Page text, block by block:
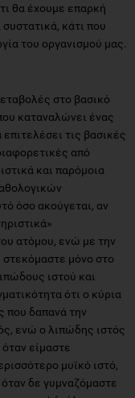
θα έχουμε επαρκή
κάτι που
του οργανισμού μας.
στο βασικό
καταναλώνει ένας
τις βασικές
από
και παρόμοια
όσο ακούγεται, αν
ατόμου, ενώ με την
στεκόμαστε μόνο στο
ιστού και
ότι ο κύρια
που δαπανά την
ενώ ο λιπώδης ιστός
είμαστε
μυϊκό ιστό,
δε γυμναζόμαστε